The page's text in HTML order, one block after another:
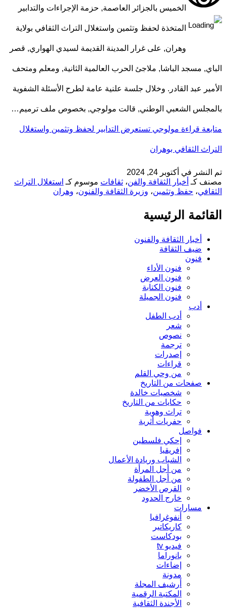
الخميس بالجزائر العاصمة, حزمة الإجراءات والتدابير
المتخذة لحفظ وتثمين واستغلال التراث الثقافي بولاية
وهران, على غرار المدينة القديمة لسيدي الهواري, قصر
الباي, مسجد الباشا, ملاجئ الحرب العالمية الثانية, ومعلم ومتحف
الأمير عبد القادر. وخلال جلسة علنية عامة لطرح الأسئلة الشفوية
بالمجلس الشعبي الوطني, قالت مولوجي, بخصوص ملف ترميم…
متابعة قراءة مولوجي تستعرض التدابير لحفظ وتثمين واستغلال
التراث الثقافي بوهران
تم النشر في أكتوبر 24, 2024
مصنف كـ أخبار الثقافة والفن، ثقافات موسوم كـ استغلال التراث
الثقافي، حفظ وتثمين، وزيرة الثقافة والفنون، وهران
القائمة الرئيسية
أخبار الثقافة والفنون
ضيف الثقافة
فنون
فنون الأداء
فنون العرض
فنون الكتابة
فنون الجميلة
أدب
أدب الطفل
شعر
نصوص
ترجمة
إصدرات
قراءات
من وحي القلم
صفحات من التاريخ
شخصيات خالدة
حكايات من التاريخ
تراث وهوية
حفريات أثرية
فواصل
إحكي فلسطين
إفريقيا
الشباب وريادة الأعمال
من أجل المرأة
من أجل الطفولة
القرص الأخضر
خارج الحدود
مسارات
أنفوغرافيا
كاريكاتير
بودكاست
فيديو tv
بانوراما
إضاءات
مدونة
أرشيف المجلة
المكتبة الرقمية
الأجندة الثقافية